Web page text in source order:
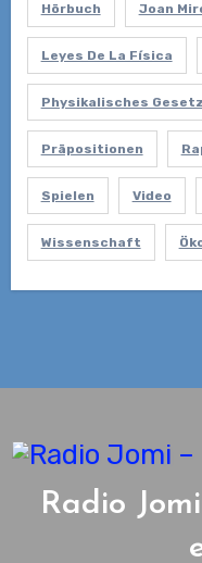
Hörbuch Joan
Leyes De La Física
Physikalisches Gesetz
Präpositionen
Spielen Video
Wissenschaft
Radio